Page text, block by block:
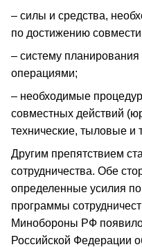
– силы и средства,
по достижению
– систему
операциями;
– необходимые
совместных действий
технические, тыловые и
Другим препятствием
сотрудничества. Обе
определенные усилия
программы
Минобороны РФ
Российской Федерации